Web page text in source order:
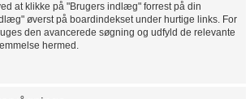
at klikke på "Brugers indlæg" forrest på din
øverst på boardindekset under hurtige links. For
den avancerede søgning og udfyld de relevante
hermed.